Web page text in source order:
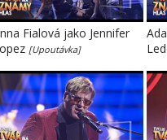
Fialová jako Jennifer
[Upoutávka]